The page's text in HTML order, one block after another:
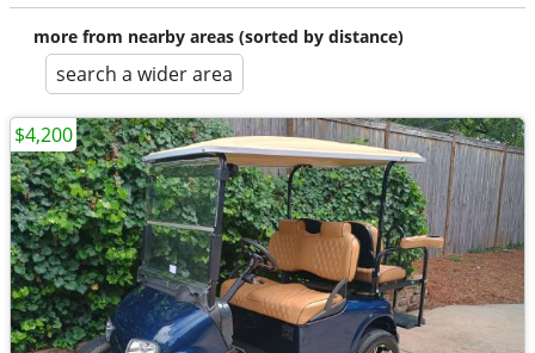
more from nearby areas (sorted by distance)
search a wider area
$4,200